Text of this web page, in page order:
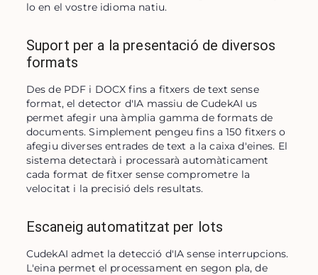
lo en el vostre idioma natiu.
Suport per a la presentació de diversos
formats
Des de PDF i DOCX fins a fitxers de text sense
format, el detector d'IA massiu de CudekAI us
permet afegir una àmplia gamma de formats de
documents. Simplement pengeu fins a 150 fitxers o
afegiu diverses entrades de text a la caixa d'eines. El
sistema detectarà i processarà automàticament
cada format de fitxer sense comprometre la
velocitat i la precisió dels resultats.
Escaneig automatitzat per lots
CudekAI admet la detecció d'IA sense interrupcions.
L'eina permet el processament en segon pla, de